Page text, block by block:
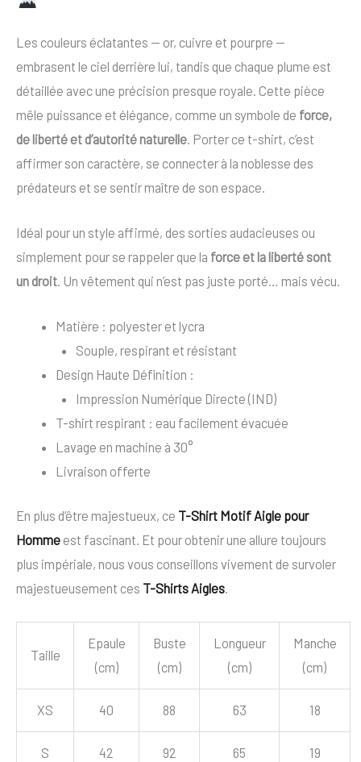
Les couleurs éclatantes — or, cuivre et pourpre —
embrasent le ciel derrière lui, tandis que chaque plume est
détaillée avec une précision presque royale. Cette pièce
mêle puissance et élégance, comme un symbole de force,
de liberté et d’autorité naturelle. Porter ce t-shirt, c’est
affirmer son caractère, se connecter à la noblesse des
prédateurs et se sentir maître de son espace.
Idéal pour un style affirmé, des sorties audacieuses ou
simplement pour se rappeler que la force et la liberté sont
un droit. Un vêtement qui n’est pas juste porté… mais vécu.
Matière : polyester et lycra
Souple, respirant et résistant
Design Haute Définition :
Impression Numérique Directe (IND)
T-shirt respirant : eau facilement évacuée
Lavage en machine à 30°
Livraison offerte
En plus d’être majestueux, ce T-Shirt Motif Aigle pour
Homme est fascinant. Et pour obtenir une allure toujours
plus impériale, nous vous conseillons vivement de survoler
majestueusement ces T-Shirts Aigles.
Taille
Epaule
(cm)
Buste
(cm)
Longueur
(cm)
Manche
(cm)
XS 40 88 63 18
S 42 92 65 19